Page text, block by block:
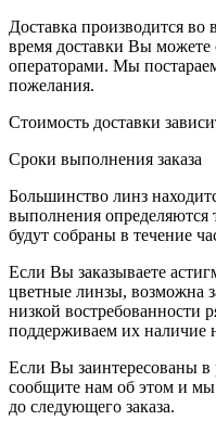
Доставка производится
время доставки Вы можете
операторами. Мы
пожелания.
Стоимость доставки
Сроки выполнения заказа
Большинство линз
выполнения определяются
будут собраны в течение
Если Вы заказываете
цветные линзы, возможна
низкой востребованности
поддерживаем их наличие
Если Вы заинтересованы в
сообщите нам об этом и мы
до следующего заказа.